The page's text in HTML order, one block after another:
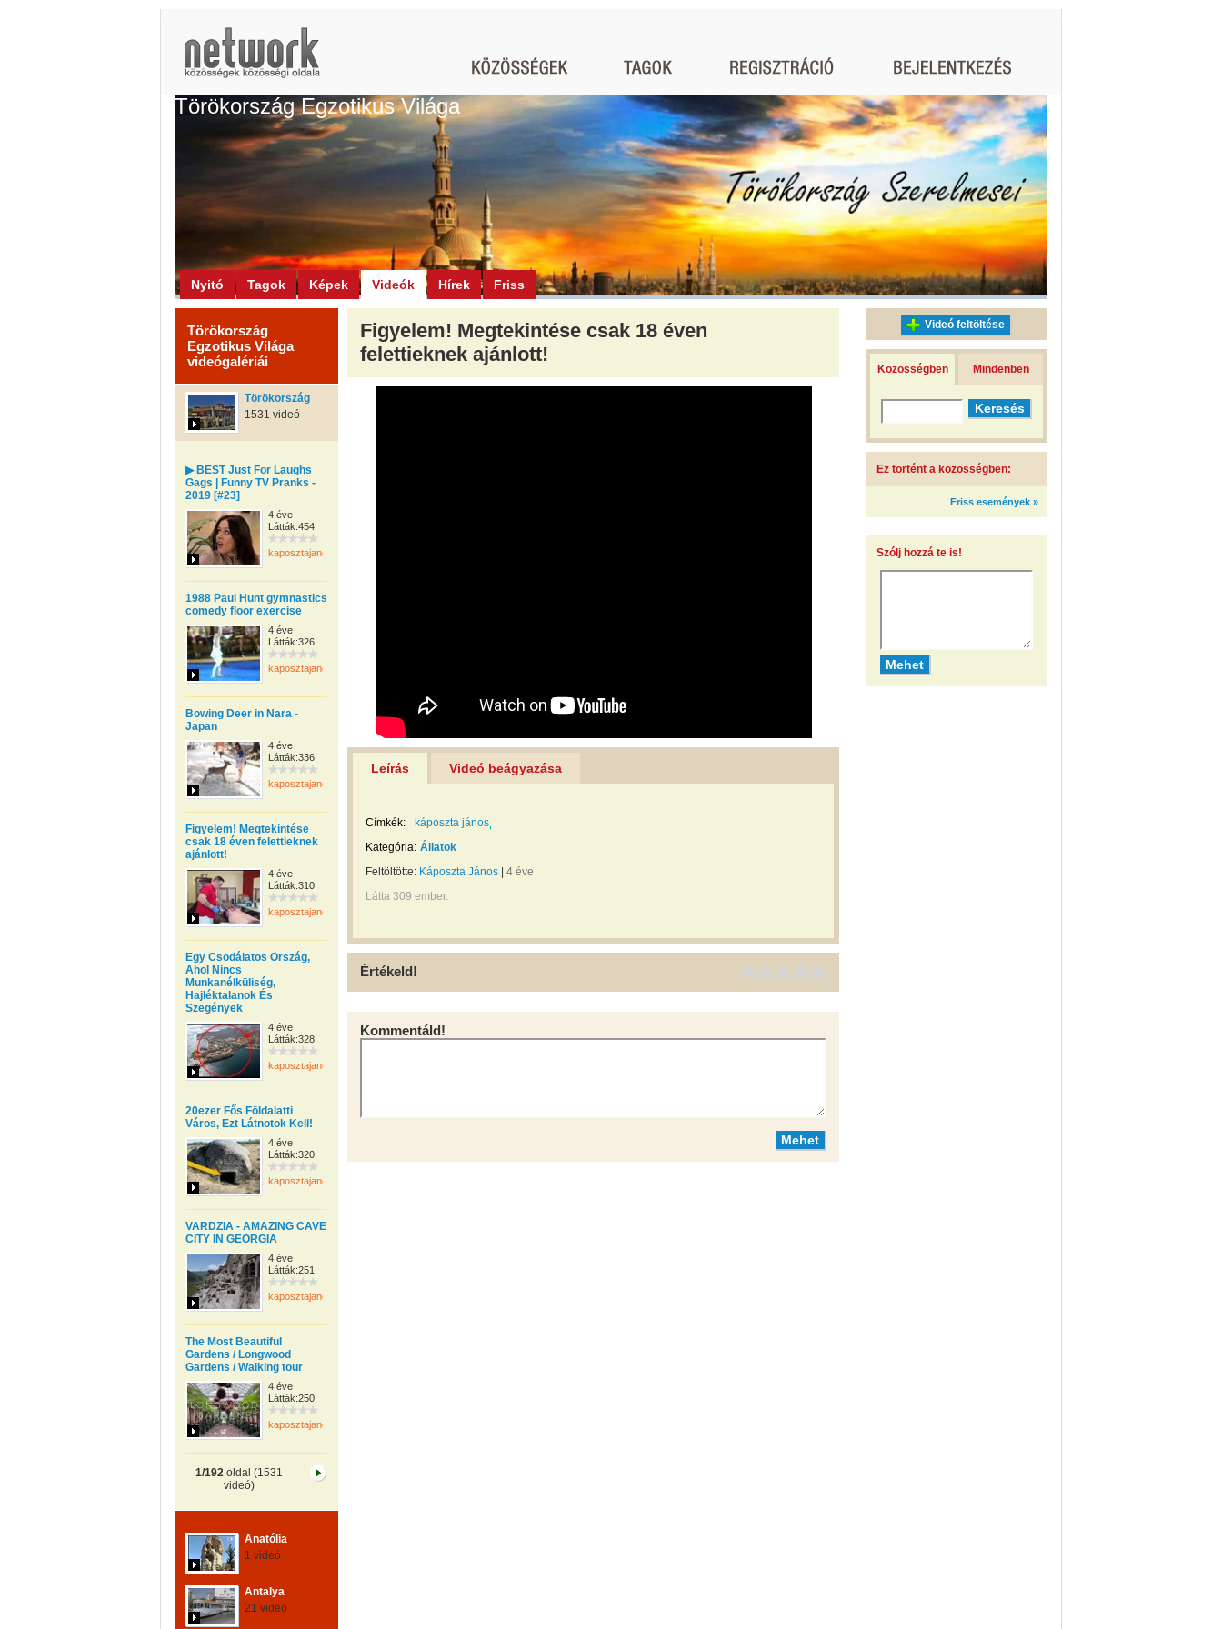
Törökország Egzotikus Világa
Nyitó Tagok Képek Videók Hírek Friss
Törökország
Egzotikus Világa
videógalériái
Törökország
1531 videó
▶ BEST Just For Laughs
Gags | Funny TV Pranks -
2019 [#23]
4 éve
Látták:454
kaposztajanos
1988 Paul Hunt gymnastics
comedy floor exercise
4 éve
Látták:326
kaposztajanos
Bowing Deer in Nara -
Japan
4 éve
Látták:336
kaposztajanos
Figyelem! Megtekintése
csak 18 éven felettieknek
ajánlott!
4 éve
Látták:310
kaposztajanos
Egy Csodálatos Ország,
Ahol Nincs
Munkanélküliség,
Hajléktalanok És
Szegények
4 éve
Látták:328
kaposztajanos
20ezer Fős Földalatti
Város, Ezt Látnotok Kell!
4 éve
Látták:320
kaposztajanos
VARDZIA - AMAZING CAVE
CITY IN GEORGIA
4 éve
Látták:251
kaposztajanos
The Most Beautiful
Gardens / Longwood
Gardens / Walking tour
4 éve
Látták:250
kaposztajanos
1/192 oldal (1531
videó)
Anatólia
1 videó
Antalya
21 videó
Figyelem! Megtekintése csak 18 éven
felettieknek ajánlott!
Leírás Videó beágyazása
Címkék:
káposzta jános
Kategória: Állatok
Feltöltötte: Káposzta János
4 éve
Látta 309 ember.
Értékeld!
Kommentáld!
Videó feltöltése
Közösségben Mindenben
Ez történt a közösségben:
Friss események »
Szólj hozzá te is!